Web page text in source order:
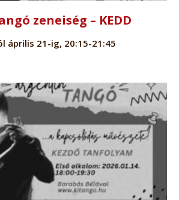
zeneiség – KEDD
április 21-ig, 20:15-21:45